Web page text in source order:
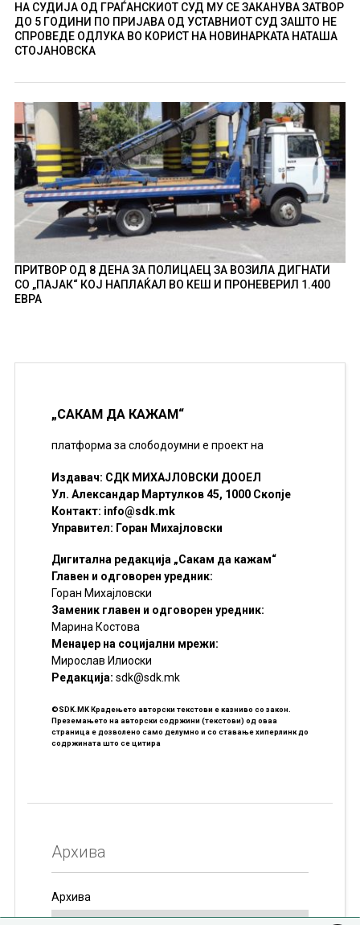
НА СУДИЈА ОД ГРАЃАНСКИОТ СУД МУ СЕ ЗАКАНУВА ЗАТВОР
ДО 5 ГОДИНИ ПО ПРИЈАВА ОД УСТАВНИОТ СУД ЗАШТО НЕ
СПРОВЕДЕ ОДЛУКА ВО КОРИСТ НА НОВИНАРКАТА НАТАША
СТОЈАНОВСКА
ПРИТВОР ОД 8 ДЕНА ЗА ПОЛИЦАЕЦ ЗА ВОЗИЛА ДИГНАТИ
СО „ПАЈАК“ КОЈ НАПЛАЌАЛ ВО КЕШ И ПРОНЕВЕРИЛ 1.400
ЕВРА
„САКАМ ДА КАЖАМ“
платформа за слободоумни е проект на
Издавач: СДК МИХАЈЛОВСКИ ДООЕЛ
Ул. Александар Мартулков 45, 1000 Скопје
Контакт: info@sdk.mk
Управител: Горан Михајловски
Дигитална редакција „Сакам да кажам“
Главен и одговорен уредник:
Горан Михајловски
Заменик главен и одговорен уредник:
Марина Костова
Менаџер на социјални мрежи:
Мирослав Илиоски
Редакцијa: sdk@sdk.mk
©SDK.MK Крадењето авторски текстови е казниво со закон.
Преземањето на авторски содржини (текстови) од оваа
страница е дозволено само делумно и со ставање хиперлинк до
содржината што се цитира
Архива
Архива